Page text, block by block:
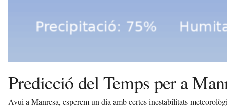
Predicció del Temps per a
Avui a Manresa, esperem un dia amb certes inestabilitats